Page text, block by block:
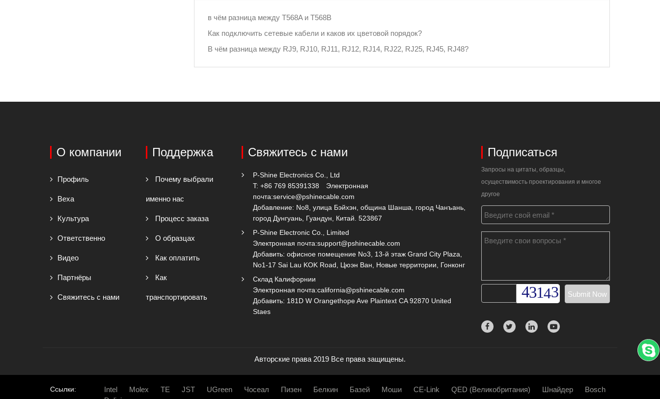
в чём разница между T568A и T568B
Как подключить сетевые кабели и каков их цветовой порядок?
В чём разница между RJ9, RJ10, RJ11, RJ12, RJ14, RJ22, RJ25, RJ45, RJ48?
О компании
Профиль
Веха
Культура
Ответственно
Видео
Партнёры
Свяжитесь с нами
Поддержка
Почему выбрали
именно нас
Процесс заказа
О образцах
Как оплатить
Как
транспортировать
Свяжитесь с нами
P-Shine Electronics Co., Ltd
T: +86 769 85391338
Электронная
почта:service@pshinecable.com
Добавление: No8, улица Бэйхэн, община Шанша, город Чанъань,
город Дунгуань, Гуандун, Китай. 523867
P-Shine Electronic Co., Limited
Электронная почта:support@pshinecable.com
Добавить: офисное помещение No3, 13-й этаж Grand City Plaza,
No1-17 Sai Lau KOK Road, Цюэн Ван, Новые территории, Гонконг
Склад Калифорнии
Электронная почта:california@pshinecable.com
Добавить: 181D W Orangethope Ave Plaintext CA 92870 United
Staes
Подписаться
Запросы на цитаты, образцы,
осуществимость проектирования и многое
другое
Авторские права 2019 Все права защищены.
Ссылки: Intel Molex TE JST UGreen Чосеал Пизен Белкин Базей Моши CE-Link QED (Великобритания) Шнайдер
Bosch